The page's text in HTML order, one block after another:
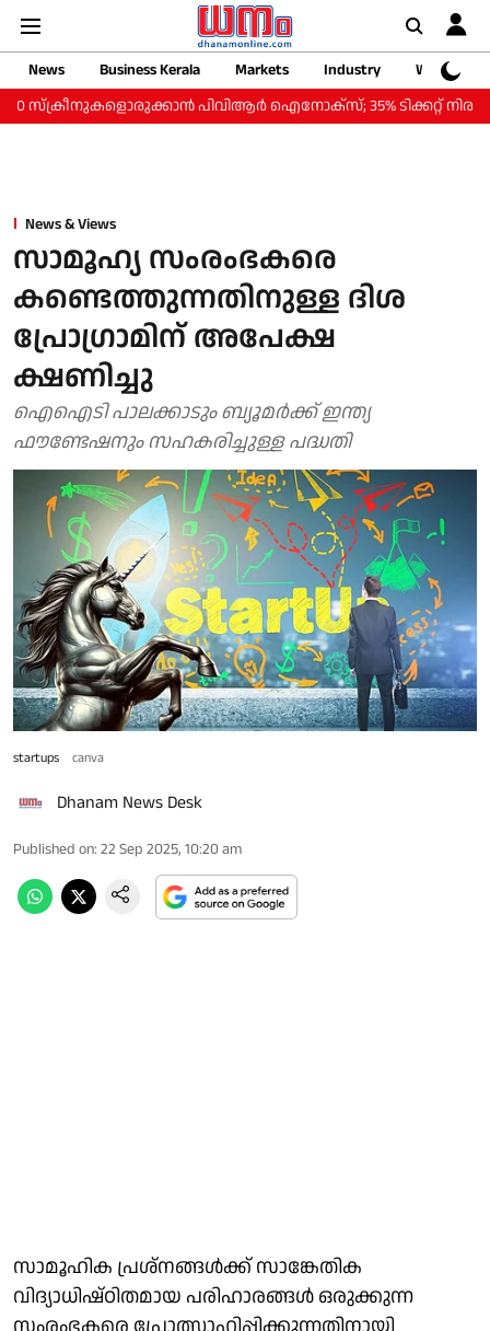
News Business Kerala Markets Industry
Web
സ്‌ക്രീനുകളൊരുക്കാന്‍ പിവിആര്‍ ഐനോക്‌സ്; 35% ടിക്കറ്റ് നിരക്ക്
News & Views
സാമൂഹ്യ സംരംഭകരെ
കണ്ടെത്തുന്നതിനുള്ള ദിശ
പ്രോഗ്രാമിന് അപേക്ഷ
ക്ഷണിച്ചു
ഐഐടി പാലക്കാടും ബ്യൂമര്‍ക്ക് ഇന്ത്യ
ഫൗണ്ടേഷനും സഹകരിച്ചുള്ള പദ്ധതി
startups canva
Dhanam News Desk
Published on: 22 Sep 2025, 10:20 am
സാമൂഹിക പ്രശ്‌നങ്ങള്‍ക്ക് സാങ്കേതിക
വിദ്യാധിഷ്ഠിതമായ പരിഹാരങ്ങള്‍ ഒരുക്കുന്ന